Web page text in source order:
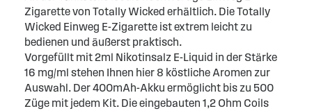
Zigarette von Totally Wicked erhältlich. Die Totally
Wicked Einweg E-Zigarette ist extrem leicht zu
bedienen und äußerst praktisch.
Vorgefüllt mit 2ml Nikotinsalz E-Liquid in der Stärke
16 mg/ml stehen Ihnen hier 8 köstliche Aromen zur
Auswahl. Der 400mAh-Akku ermöglicht bis zu 500
Züge mit jedem Kit. Die eingebauten 1,2 Ohm Coils